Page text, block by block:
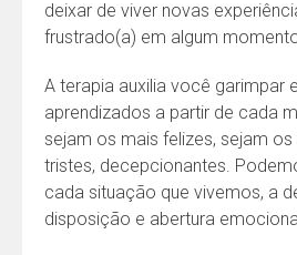
deixar de viver novas
frustrado(a) em algum
A terapia auxilia você garimpar
aprendizados a partir de cada
sejam os mais felizes, sejam os
tristes, decepcionantes.
cada situação que vivemos, a
disposição e abertura